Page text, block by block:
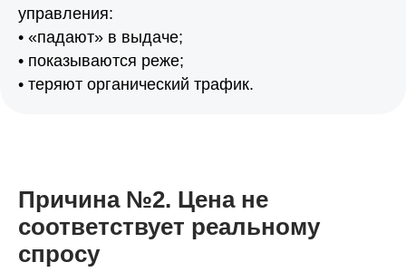
управления:
• «падают» в выдаче;
• показываются реже;
• теряют органический трафик.
Причина №2. Цена не
соответствует реальному
спросу